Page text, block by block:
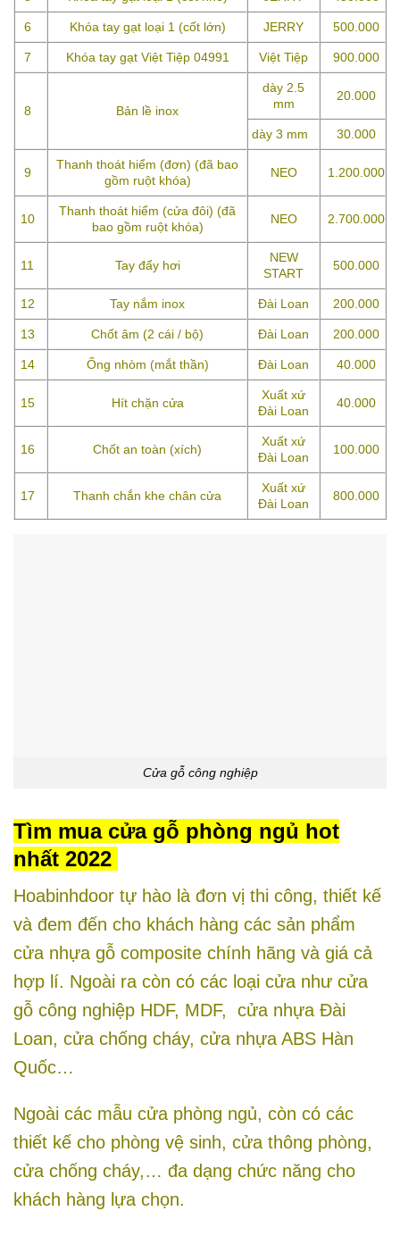
6 Khóa tay gạt loại 1 (cốt lớn) JERRY 500.000
7 Khóa tay gạt Việt Tiệp 04991 Việt Tiệp 900.000
8 Bản lề inox
dày 2.5
mm
20.000
dày 3 mm 30.000
9
Thanh thoát hiểm (đơn) (đã bao
gồm ruột khóa)
NEO 1.200.000
10
Thanh thoát hiểm (cửa đôi) (đã
bao gồm ruột khóa)
NEO 2.700.000
11 Tay đẩy hơi
NEW
START
500.000
12 Tay nắm inox Đài Loan 200.000
13 Chốt âm (2 cái / bộ) Đài Loan 200.000
14 Ống nhòm (mắt thần) Đài Loan 40.000
15 Hít chặn cửa
Xuất xứ
Đài Loan
40.000
16 Chốt an toàn (xích)
Xuất xứ
Đài Loan
100.000
17 Thanh chắn khe chân cửa
Xuất xứ
Đài Loan
800.000
Cửa gỗ công nghiệp
Tìm mua cửa gỗ phòng ngủ hot
nhất 2022
Hoabinhdoor tự hào là đơn vị thi công, thiết kế
và đem đến cho khách hàng các sản phẩm
cửa nhựa gỗ composite chính hãng và giá cả
hợp lí. Ngoài ra còn có các loại cửa như cửa
gỗ công nghiệp HDF, MDF, cửa nhựa Đài
Loan, cửa chống cháy, cửa nhựa ABS Hàn
Quốc…
Ngoài các mẫu cửa phòng ngủ, còn có các
thiết kế cho phòng vệ sinh, cửa thông phòng,
cửa chống cháy,… đa dạng chức năng cho
khách hàng lựa chọn.